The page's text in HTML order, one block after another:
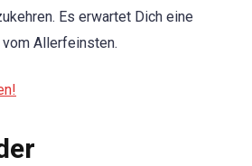
Es erwartet Dich eine
Allerfeinsten.